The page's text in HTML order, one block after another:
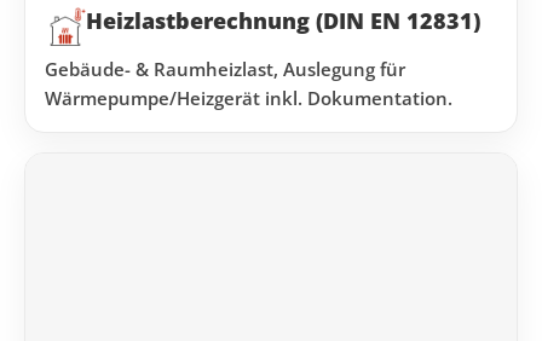
Heizlast­berechnung (DIN EN 12831)
Gebäude- & Raumheizlast, Auslegung für
Wärmepumpe/Heizgerät inkl. Dokumentation.